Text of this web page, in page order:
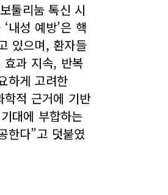
툴리눔 톡신 시
내성 예방’은 핵
있으며, 환자들
효과 지속, 반복
하게 고려한
학적 근거에 기반
대에 부합하는
한다”고 덧붙였